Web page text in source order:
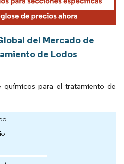
del Mercado de
de Lodos
para el tratamiento de